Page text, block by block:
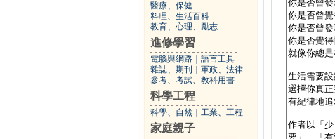
醫療、保健
料理、生活百科
教育、心理、勵志
進修學習
電腦與網路
語言工具
雜誌、期刊
軍政、法律
參考、考試、教科用書
科學工程
科學、自然 工業、工程
家庭親子